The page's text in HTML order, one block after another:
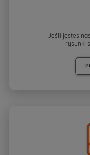
Jeśli jesteś
rysunki